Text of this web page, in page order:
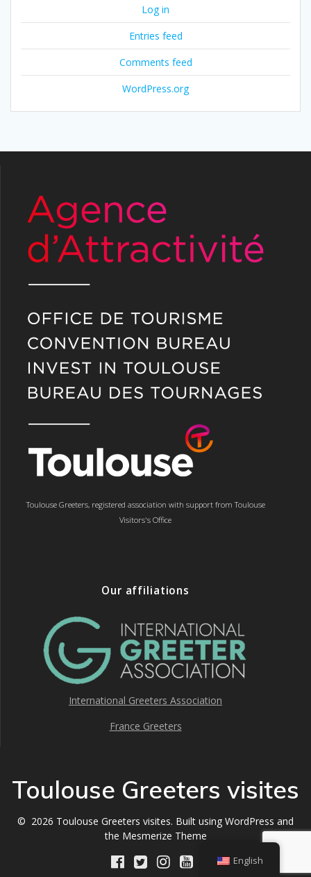
Log in
Entries feed
Comments feed
WordPress.org
Toulouse Greeters, registered association with support from Toulouse
Visitors's Office
Our affiliations
International Greeters Association
France Greeters
Toulouse Greeters visites
© 2026 Toulouse Greeters visites. Built using WordPress and
the Mesmerize Theme
English